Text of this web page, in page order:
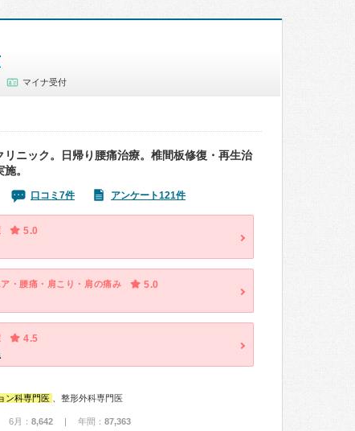
マイナ受付
リニック。日帰り腰痛治療。椎間板修復・再生治
。
口コミ7件 アンケート121件
5.0
・腰痛・肩こり・肩の痛み 5.0
4.5
ン科専門医 、整形外科専門医
月： 8,642 | 年間： 87,363